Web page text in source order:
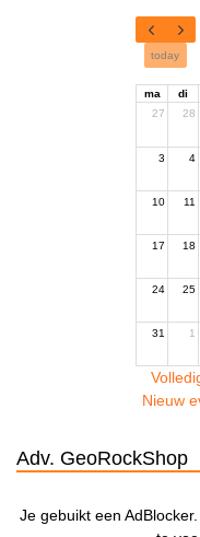
today
ma di
27
28
3 4
10 11
17 18
24 25
31 1
Nieuw
Adv. GeoRockShop
Je gebuikt een